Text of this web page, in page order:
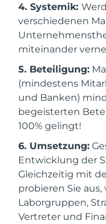
4. Systemik:
verschiedenen
miteinander
5. Beteiligung:
(mindestens
und Banken)
begeisterten
100% gelingt!
6. Umsetzung:
Entwicklung der
Gleichzeitig mit
probieren Sie
Laborgruppen,
Vertreter und